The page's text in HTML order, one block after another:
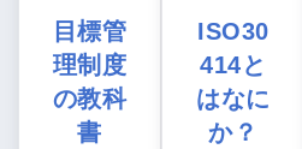
目標管
理制度
の教科
書
ISO30
414と
はなに
か？